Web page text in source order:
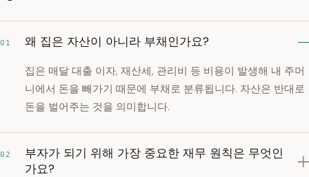
01 왜 집은 자산이 아니라 부채인가요?
집은 매달 대출 이자, 재산세, 관리비 등 비용이 발생해 내 주머
니에서 돈을 빼가기 때문에 부채로 분류됩니다. 자산은 반대로
돈을 벌어주는 것을 의미합니다.
02
부자가 되기 위해 가장 중요한 재무 원칙은 무엇인
가요?